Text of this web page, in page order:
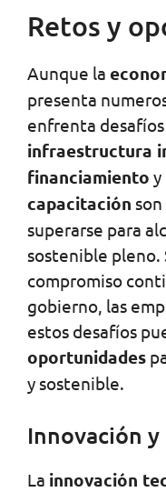
Retos y
Aunque la
presenta
enfrenta
infraestructura
financiamiento y
capacitación
superarse para
sostenible pleno.
compromiso
gobierno, las
estos desafíos
oportunidades
y sostenible.
Innovación
La innovación